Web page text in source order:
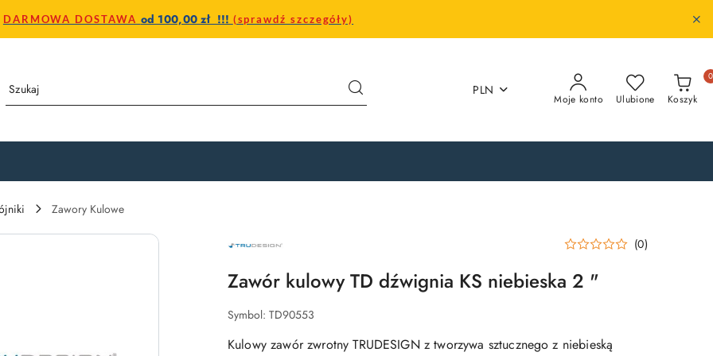
DARMOWA DOSTAWA od 100,00 zł !!! (sprawdź szczegóły)
PLN
Moje konto Ulubione Koszyk
0
Zawory Kulowe
NAZWA
PRODUCENTA: (0)
Zawór kulowy TD dźwignia KS niebieska 2 "
Symbol: TD90553
Kulowy zawór zwrotny TRUDESIGN z tworzywa sztucznego z niebieską